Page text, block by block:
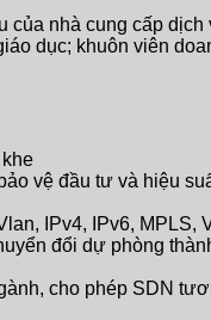
nhà cung cấp
dục; khuôn viên
vệ đầu tư và hiệu
IPv4, IPv6, MPLS,
đổi dự phòng
cho phép SDN